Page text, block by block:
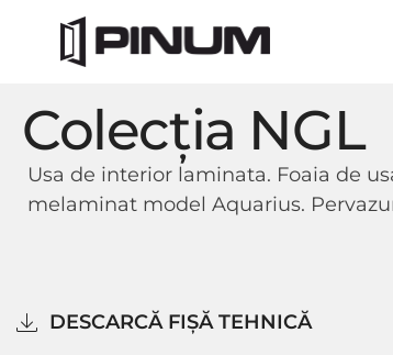
Colecția NGL
Usa de interior laminata. Foaia de
melaminat model Aquarius.
DESCARCĂ FIȘĂ TEHNICĂ